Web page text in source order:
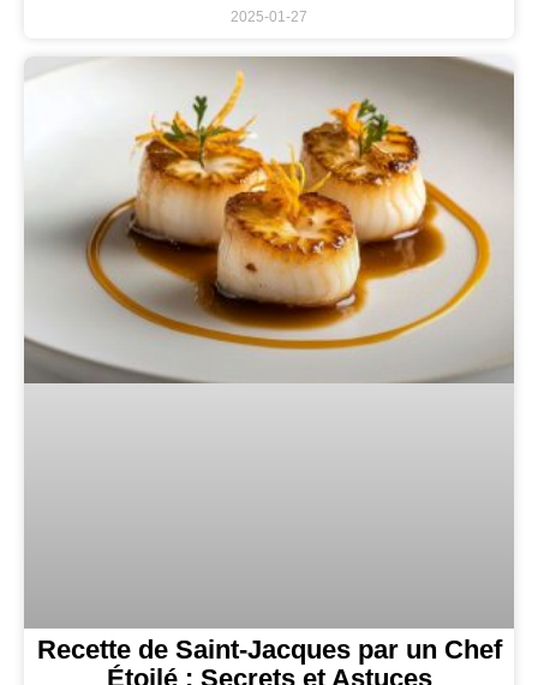
2025-01-27
Recette de Saint-Jacques par un Chef
Étoilé : Secrets et Astuces